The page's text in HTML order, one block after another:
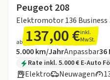
Peugeot 208
Elektromotor 136
ab 137,00 €inkl.
MwSt.
Angebotsdetails:
Inklusive Laufleistung
5.000 km/JahrAnpassbar36
Zusätzliche
Rate inkl. 5.000 € E-Auto
Elektro Neuwagen